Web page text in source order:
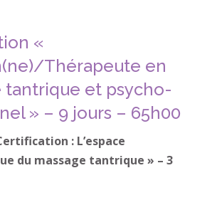
«
Thérapeute en
tantrique et psycho-
» – 9 jours – 65h00
: L’espace
du massage tantrique » – 3